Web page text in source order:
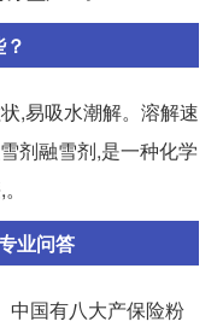
,易吸水潮解。溶解速
剂融雪剂,是一种化学
业问答
中国有八大产保险粉